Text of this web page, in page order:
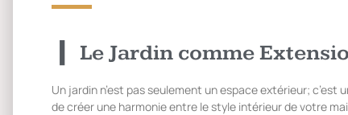
Le Jardin comme
Un jardin n’est pas seulement un espace extérieur;
de créer une harmonie entre le style intérieur de votre